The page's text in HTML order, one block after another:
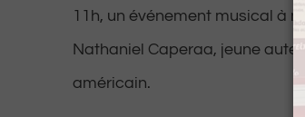
11h, un événement musical à
Nathaniel Caperaa, jeune
américain.